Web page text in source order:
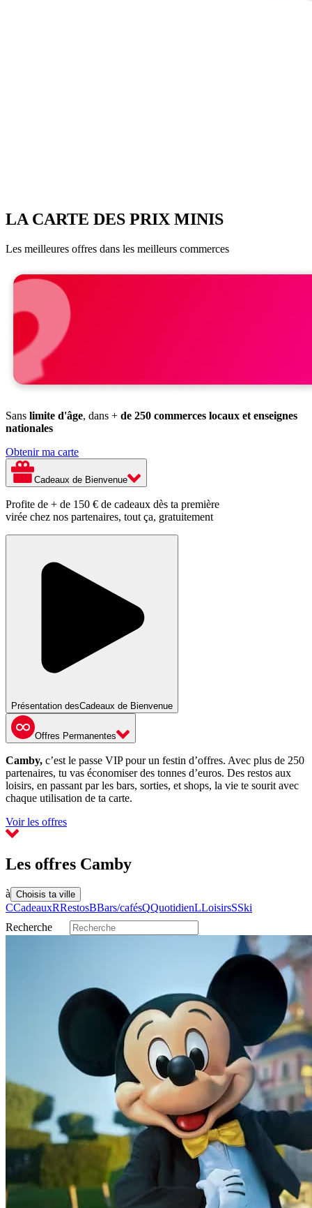
LA CARTE DES PRIX MINIS
Les meilleures offres dans les meilleurs commerces
Sans limite d'âge, dans + de 250 commerces locaux et enseignes
nationales
Obtenir ma carte
Cadeaux de Bienvenue
Profite de + de 150 € de cadeaux dès ta première
virée chez nos partenaires, tout ça, gratuitement
Présentation desCadeaux de Bienvenue
Offres Permanentes
Camby, c’est le passe VIP pour un festin d’offres. Avec plus de 250
partenaires, tu vas économiser des tonnes d’euros. Des restos aux
loisirs, en passant par les bars, sorties, et shops, la vie te sourit avec
chaque utilisation de ta carte.
Voir les offres
Les offres Camby
à Choisis ta ville
CCadeauxRRestosBBars/cafésQQuotidienLLoisirsSSki
Recherche